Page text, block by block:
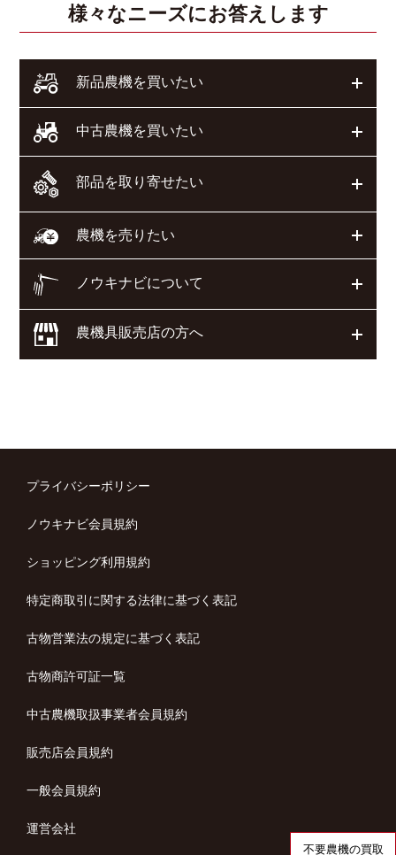
不要農機の買取
様々なニーズにお答えします
新品農機を買いたい
中古農機を買いたい
部品を取り寄せたい
農機を売りたい
ノウキナビについて
農機具販売店の方へ
プライバシーポリシー
ノウキナビ会員規約
ショッピング利用規約
特定商取引に関する法律に基づく表記
古物営業法の規定に基づく表記
古物商許可証一覧
中古農機取扱事業者会員規約
販売店会員規約
一般会員規約
運営会社